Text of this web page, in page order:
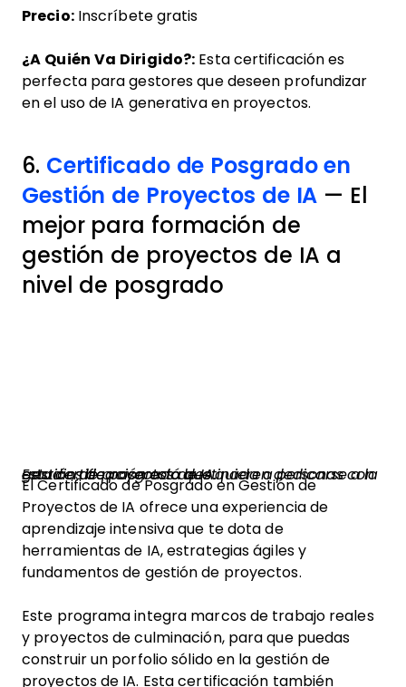
Precio: Inscríbete gratis
¿A Quién Va Dirigido?: Esta certificación es
perfecta para gestores que deseen profundizar
en el uso de IA generativa en proyectos.
6. Certificado de Posgrado en
Gestión de Proyectos de IA — El
mejor para formación de
gestión de proyectos de IA a
nivel de posgrado
Esta certificación está destinada a personas con estudios de posgrado que quieren dedicarse a la gestión de proyectos de IA.
El Certificado de Posgrado en Gestión de
Proyectos de IA ofrece una experiencia de
aprendizaje intensiva que te dota de
herramientas de IA, estrategias ágiles y
fundamentos de gestión de proyectos.
Este programa integra marcos de trabajo reales
y proyectos de culminación, para que puedas
construir un porfolio sólido en la gestión de
proyectos de IA. Esta certificación también